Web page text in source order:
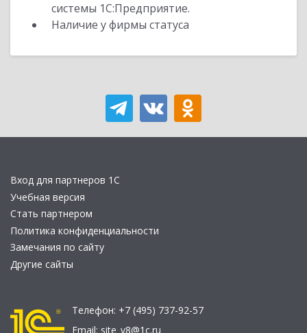
системы 1С:Предприятие.
Наличие у фирмы статуса
Вход для партнеров 1С
Учебная версия
Стать партнером
Политика конфиденциальности
Замечания по сайту
Другие сайты
Телефон: +7 (495) 737-92-57
Email: site_v8@1c.ru